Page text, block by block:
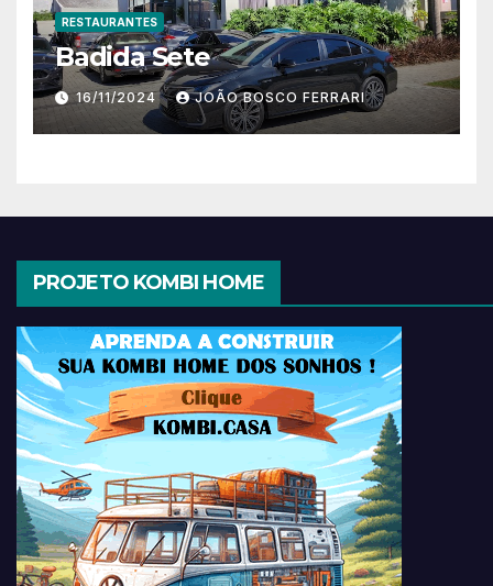
RESTAURANTES
Badida Sete
16/11/2024 JOÃO BOSCO FERRARI
PROJETO KOMBI HOME